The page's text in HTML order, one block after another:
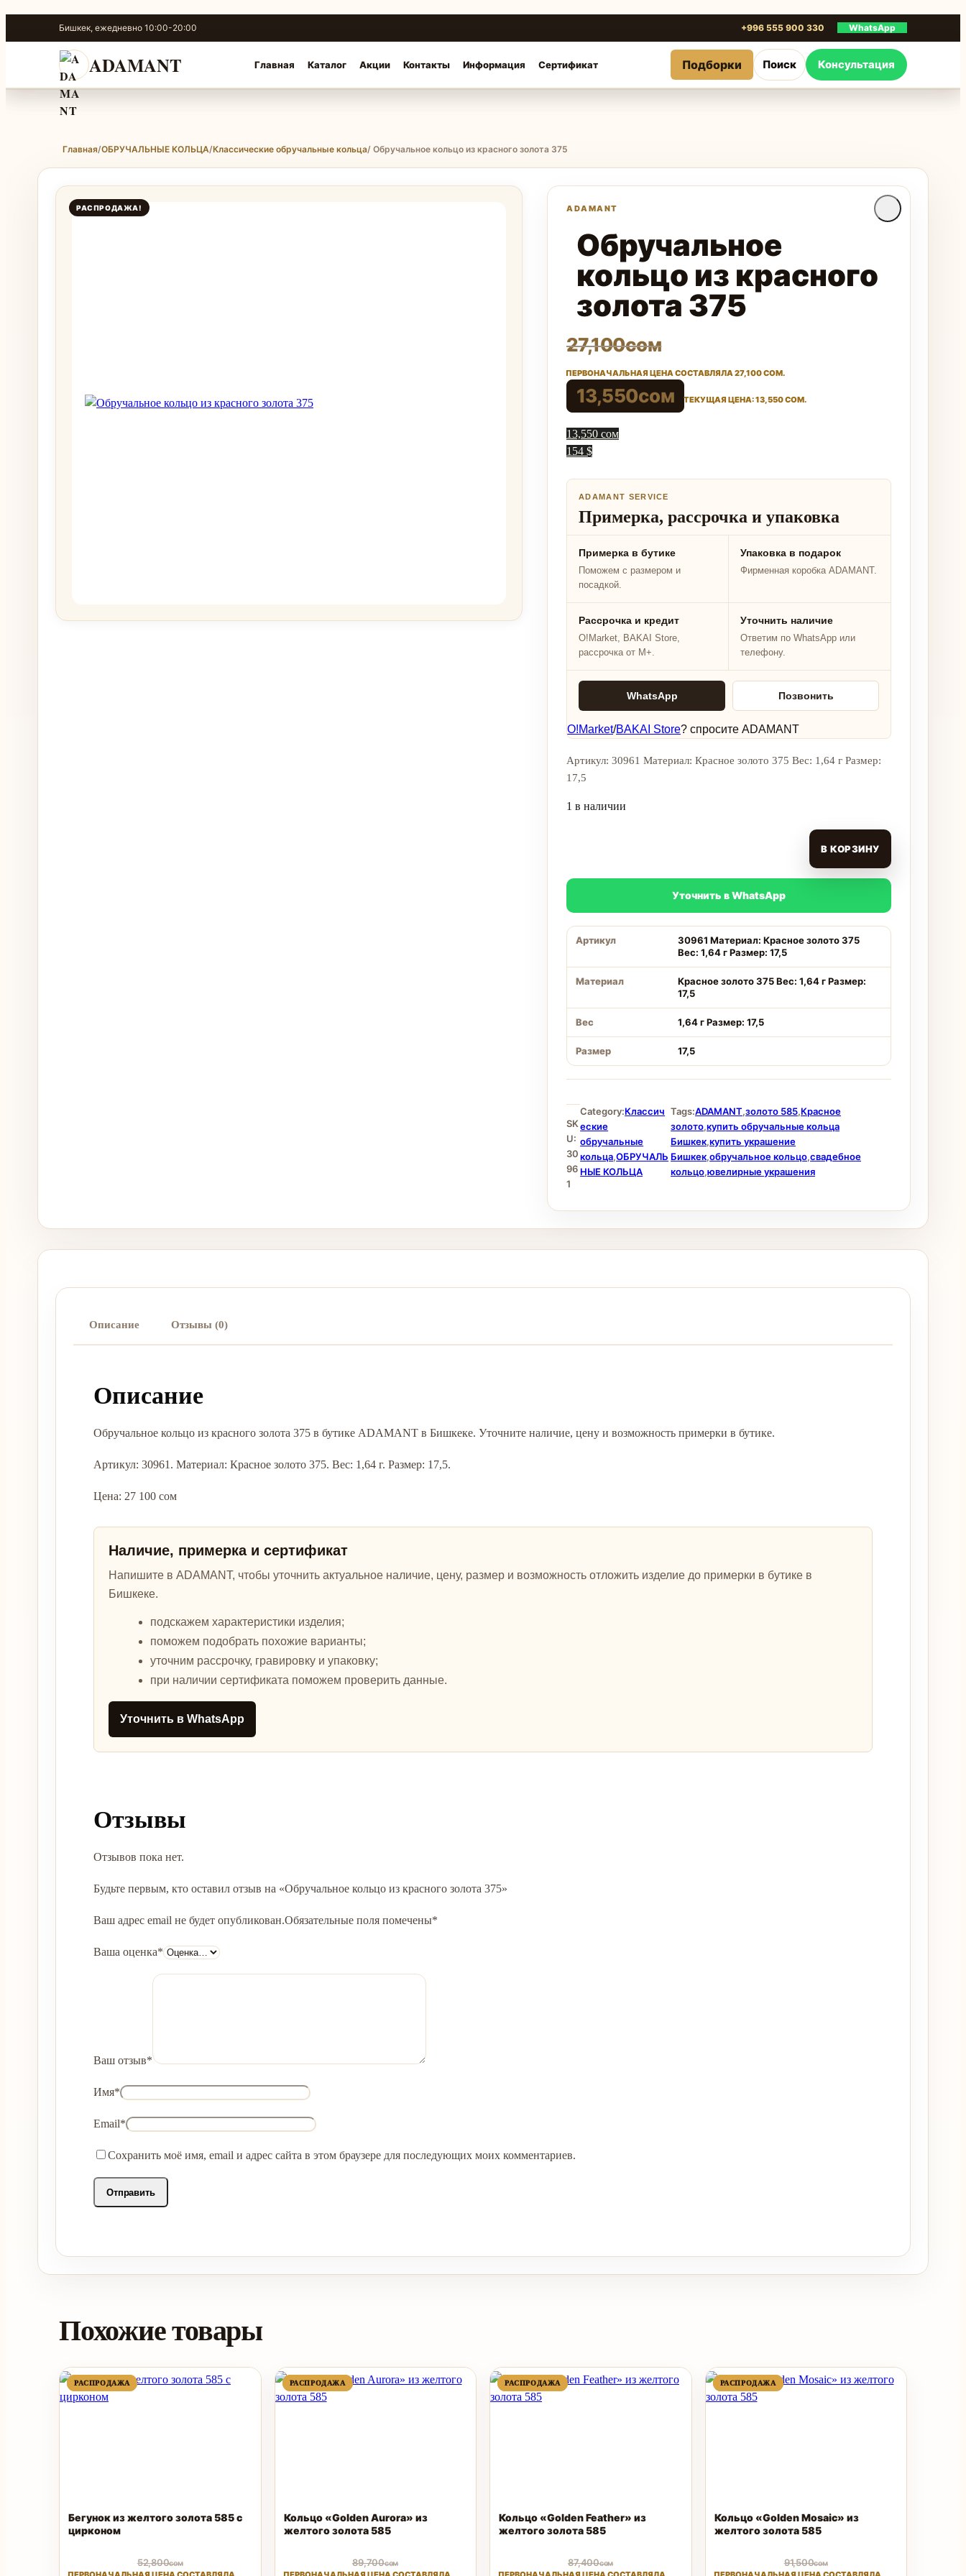
к
содержимому
Бишкек, ежедневно 10:00-20:00 +996 555 900 330 WhatsApp
ADAMANT Главная Каталог Акции Контакты Информация Сертификат Подборки Поиск Консультация
Главная/ОБРУЧАЛЬНЫЕ КОЛЬЦА/Классические обручальные кольца/ Обручальное кольцо из красного золота 375
РАСПРОДАЖА!
Обручальное
кольцо из красного
золота 375
27,100сом
ПЕРВОНАЧАЛЬНАЯ ЦЕНА СОСТАВЛЯЛА 27,100 СОМ.
13,550сом ТЕКУЩАЯ ЦЕНА: 13,550 СОМ.
13,550 сом
154 $
ADAMANT SERVICE
Примерка, рассрочка и упаковка
Примерка в бутике
Поможем с размером и
посадкой.
Упаковка в подарок
Фирменная коробка ADAMANT.
Рассрочка и кредит
O!Market, BAKAI Store,
рассрочка от M+.
Уточнить наличие
Ответим по WhatsApp или
телефону.
WhatsApp Позвонить
O!Market/BAKAI Store? спросите ADAMANT
Артикул: 30961 Материал: Красное золото 375 Вес: 1,64 г Размер:
17,5
1 в наличии
В КОРЗИНУ
Уточнить в WhatsApp
Артикул
30961 Материал: Красное золото 375
Вес: 1,64 г Размер: 17,5
Материал
Красное золото 375 Вес: 1,64 г Размер:
17,5
Вес 1,64 г Размер: 17,5
Размер 17,5
SK
U:
30
96
1
Category:Классич
еские
обручальные
кольца,ОБРУЧАЛЬ
НЫЕ КОЛЬЦА
Tags:ADAMANT,золото 585,Красное
золото,купить обручальные кольца
Бишкек,купить украшение
Бишкек,обручальное кольцо,свадебное
кольцо,ювелирные украшения
Описание Отзывы (0)
Описание
Обручальное кольцо из красного золота 375 в бутике ADAMANT в Бишкеке. Уточните наличие, цену и возможность примерки в бутике.
Артикул: 30961. Материал: Красное золото 375. Вес: 1,64 г. Размер: 17,5.
Цена: 27 100 сом
Наличие, примерка и сертификат
Напишите в ADAMANT, чтобы уточнить актуальное наличие, цену, размер и возможность отложить изделие до примерки в бутике в
Бишкеке.
подскажем характеристики изделия;
поможем подобрать похожие варианты;
уточним рассрочку, гравировку и упаковку;
при наличии сертификата поможем проверить данные.
Уточнить в WhatsApp
Отзывы
Отзывов пока нет.
Будьте первым, кто оставил отзыв на «Обручальное кольцо из красного золота 375»
Ваш адрес email не будет опубликован.Обязательные поля помечены*
Ваша оценка*
Ваш отзыв*
Имя*
Email*
Сохранить моё имя, email и адрес сайта в этом браузере для последующих моих комментариев.
Похожие товары
РАСПРОДАЖА ПРОДАВАЕМЫЙ
ТОВАР
РАСПРОДАЖА ПРОДАВАЕМЫЙ
ТОВАР
Бегунок из желтого золота 585 с
цирконом
52,800сом
РАСПРОДАЖАПРОДАВАЕМЫЙ
ТОВАР
РАСПРОДАЖАПРОДАВАЕМЫЙ
ТОВАР
Кольцо «Golden Aurora» из
желтого золота 585
89,700сом
РАСПРОДАЖА ПРОДАВАЕМЫЙ
ТОВАР
РАСПРОДАЖА ПРОДАВАЕМЫЙ
ТОВАР
Кольцо «Golden Feather» из
желтого золота 585
87,400сом
РАСПРОДАЖАПРОДАВАЕМЫЙ
ТОВАР
РАСПРОДАЖАПРОДАВАЕМЫЙ
ТОВАР
Кольцо «Golden Mosaic» из
желтого золота 585
91,500сом